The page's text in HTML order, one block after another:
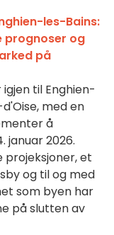
les-Bains:
prognoser og
på
til Enghien-
med en
å
januar 2026.
et
og til og med
som byen har
på slutten av